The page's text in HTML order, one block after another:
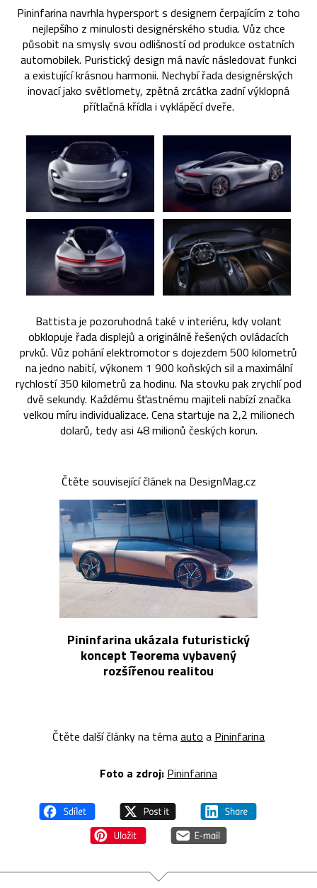
Pininfarina navrhla hypersport s designem čerpajícím z toho
nejlepšího z minulosti designérského studia. Vůz chce
působit na smysly svou odlišností od produkce ostatních
automobilek. Puristický design má navíc následovat funkci
a existující krásnou harmonii. Nechybí řada designérských
inovací jako světlomety, zpětná zrcátka zadní výklopná
přítlačná křídla i vyklápěcí dveře.
Battista je pozoruhodná také v interiéru, kdy volant
obklopuje řada displejů a originálně řešených ovládacích
prvků. Vůz pohání elektromotor s dojezdem 500 kilometrů
na jedno nabití, výkonem 1 900 koňských sil a maximální
rychlostí 350 kilometrů za hodinu. Na stovku pak zrychlí pod
dvě sekundy. Každému šťastnému majiteli nabízí značka
velkou míru individualizace. Cena startuje na 2,2 milionech
dolarů, tedy asi 48 milionů českých korun.
Čtěte související článek na DesignMag.cz
Pininfarina ukázala futuristický
koncept Teorema vybavený
rozšířenou realitou
Čtěte další články na témaauto a Pininfarina
Foto a zdroj: Pininfarina